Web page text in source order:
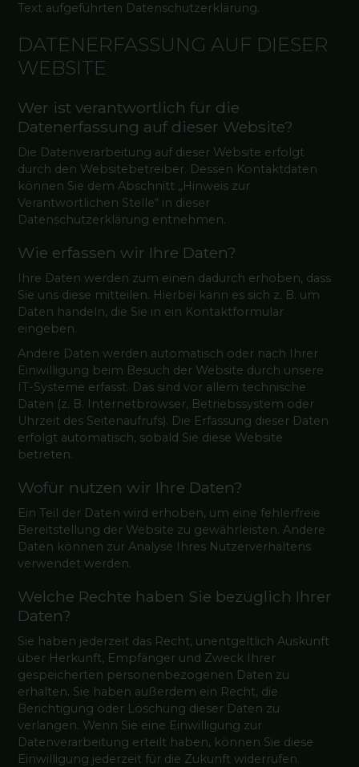
Text aufgeführten Datenschutzerklärung.
DATENERFASSUNG AUF DIESER
WEBSITE
Wer ist verantwortlich für die
Datenerfassung auf dieser Website?
Die Datenverarbeitung auf dieser Website erfolgt
durch den Websitebetreiber. Dessen Kontaktdaten
können Sie dem Abschnitt „Hinweis zur
Verantwortlichen Stelle“ in dieser
Datenschutzerklärung entnehmen.
Wie erfassen wir Ihre Daten?
Ihre Daten werden zum einen dadurch erhoben, dass
Sie uns diese mitteilen. Hierbei kann es sich z. B. um
Daten handeln, die Sie in ein Kontaktformular
eingeben.
Andere Daten werden automatisch oder nach Ihrer
Einwilligung beim Besuch der Website durch unsere
IT-Systeme erfasst. Das sind vor allem technische
Daten (z. B. Internetbrowser, Betriebssystem oder
Uhrzeit des Seitenaufrufs). Die Erfassung dieser Daten
erfolgt automatisch, sobald Sie diese Website
betreten.
Wofür nutzen wir Ihre Daten?
Ein Teil der Daten wird erhoben, um eine fehlerfreie
Bereitstellung der Website zu gewährleisten. Andere
Daten können zur Analyse Ihres Nutzerverhaltens
verwendet werden.
Welche Rechte haben Sie bezüglich Ihrer
Daten?
Sie haben jederzeit das Recht, unentgeltlich Auskunft
über Herkunft, Empfänger und Zweck Ihrer
gespeicherten personenbezogenen Daten zu
erhalten. Sie haben außerdem ein Recht, die
Berichtigung oder Löschung dieser Daten zu
verlangen. Wenn Sie eine Einwilligung zur
Datenverarbeitung erteilt haben, können Sie diese
Einwilligung jederzeit für die Zukunft widerrufen.